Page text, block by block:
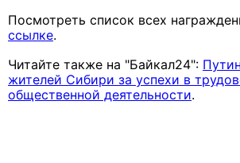
Посмотреть список всех
ссылке.
Читайте также на "Байкал24":
жителей Сибири за успехи в
общественной деятельности.